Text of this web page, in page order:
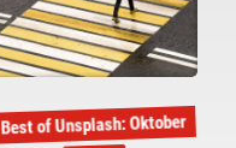
Best of Unsplash: Oktober